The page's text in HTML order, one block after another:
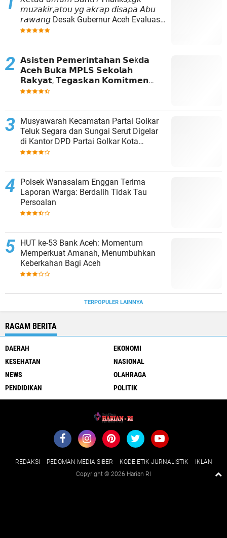
𝘮𝘶𝘻𝘢𝘬𝘪𝘳,𝘢𝘵𝘰𝘶 𝘺𝘨 𝘢𝘬𝘳𝘢𝘱 𝘥𝘪𝘴𝘢𝘱𝘢 𝘈𝘣𝘶
𝘳𝘢𝘸𝘢𝘯𝘨 Desak Gubernur Aceh Evaluasi
Total Kepemimpinan Baitul Mal Aceh
𝗔𝘀𝗶𝘀𝘁𝗲𝗻 𝗣𝗲𝗺𝗲𝗿𝗶𝗻𝘁𝗮𝗵𝗮𝗻 𝗦𝗲k𝗱𝗮
𝗔𝗰𝗲𝗵 𝗕𝘂𝗸𝗮 𝗠𝗣𝗟𝗦 𝗦𝗲𝗸𝗼𝗹𝗮𝗵
𝗥𝗮𝗸𝘆𝗮𝘁, 𝗧𝗲𝗴𝗮𝘀𝗸𝗮𝗻 𝗞𝗼𝗺𝗶𝘁𝗺𝗲𝗻
𝗣𝗲𝗺𝗲𝗿𝗶𝗻𝘁𝗮𝗵 𝗧𝗶𝗻𝗴𝗸𝗮𝘁𝗸𝗮𝗻 𝗔𝗸𝘀𝗲𝘀
Musyawarah Kecamatan Partai Golkar
Teluk Segara dan Sungai Serut Digelar
di Kantor DPD Partai Golkar Kota
Bengkulu
Polsek Wanasalam ‎Enggan Terima
Laporan Warga: Berdalih Tidak Tau
Persoalan
HUT ke-53 Bank Aceh: Momentum
Memperkuat Amanah, Menumbuhkan
Keberkahan Bagi Aceh
TERPOPULER LAINNYA
RAGAM BERITA
DAERAH
EKONOMI
KESEHATAN
NASIONAL
NEWS
OLAHRAGA
PENDIDIKAN
POLITIK
REDAKSI PEDOMAN MEDIA SIBER KODE ETIK JURNALISTIK
IKLAN
Copyright © 2026 Harian RI